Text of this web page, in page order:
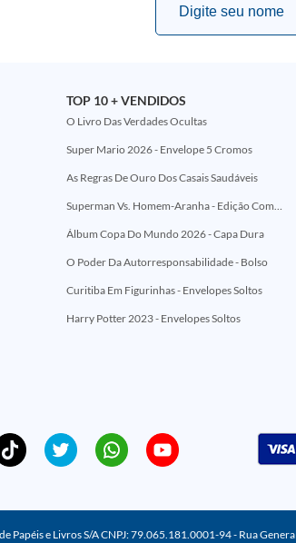
TOP 10 + VENDIDOS
O Livro Das Verdades Ocultas
Super Mario 2026 - Envelope 5 Cromos
As Regras De Ouro Dos Casais Saudáveis
Superman Vs. Homem-Aranha - Edição Comemorativa 50 Anos (Encontros Clássicos Dc E Marvel)
Álbum Copa Do Mundo 2026 - Capa Dura
O Poder Da Autorresponsabilidade - Bolso
Curitiba Em Figurinhas - Envelopes Soltos
Harry Potter 2023 - Envelopes Soltos
Papéis e Livros S/A CNPJ: 79.065.181.0001-94 - Rua